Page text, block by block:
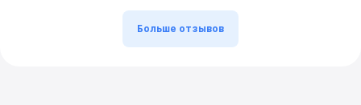
Больше отзывов